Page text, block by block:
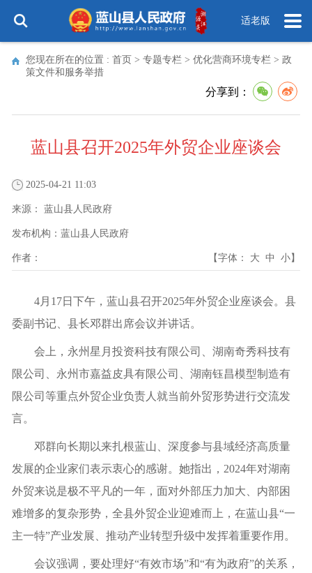
适老版
您现在所在的位置 : 首页 > 专题专栏 > 优化营商环境专栏 > 政
策文件和服务举措
分享到：
蓝山县召开2025年外贸企业座谈会
2025-04-21 11:03
来源： 蓝山县人民政府
发布机构： 蓝山县人民政府
作者： 【字体： 大 中 小】
4月17日下午，蓝山县召开2025年外贸企业座谈会。县
委副书记、县长邓群出席会议并讲话。
会上，永州星月投资科技有限公司、湖南奇秀科技有
限公司、永州市嘉益皮具有限公司、湖南钰昌模型制造有
限公司等重点外贸企业负责人就当前外贸形势进行交流发
言。
邓群向长期以来扎根蓝山、深度参与县域经济高质量
发展的企业家们表示衷心的感谢。她指出，2024年对湖南
外贸来说是极不平凡的一年，面对外部压力加大、内部困
难增多的复杂形势，全县外贸企业迎难而上，在蓝山县“一
主一特”产业发展、推动产业转型升级中发挥着重要作用。
会议强调，要处理好“有效市场”和“有为政府”的关系，